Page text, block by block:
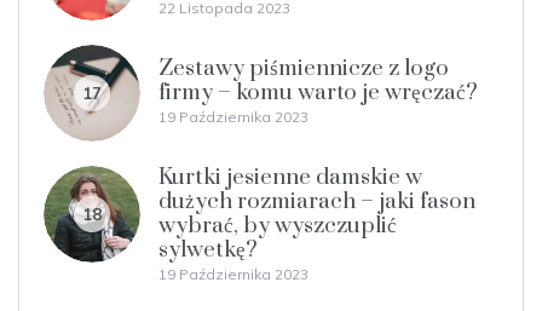
22 Listopada 2023
17
Zestawy piśmiennicze z logo
firmy – komu warto je wręczać?
19 Października 2023
18
Kurtki jesienne damskie w
dużych rozmiarach – jaki fason
wybrać, by wyszczuplić
sylwetkę?
19 Października 2023